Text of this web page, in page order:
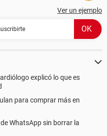
Ver un ejemplo
explicó lo que es
para comprar más en
WhatsApp sin borrar la